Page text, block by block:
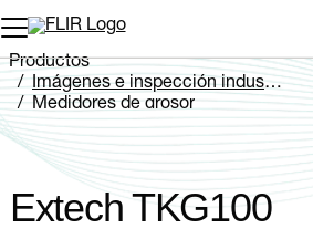
Productos
Imágenes e inspección industriales
Medidores de grosor
Extech TKG100
Extech TKG100